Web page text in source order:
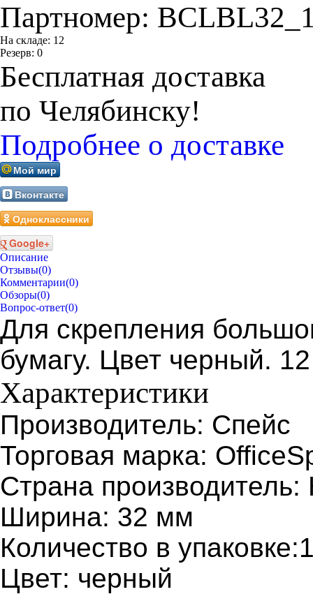
Партномер:
На складе: 12
Резерв: 0
Бесплатная доставка
по Челябинску!
Подробнее о доставке
Мой мир
Вконтакте
Одноклассники
Google+
Описание
Отзывы(0)
Комментарии(0)
Обзоры(0)
Вопрос-ответ(0)
Для скрепления
бумагу. Цвет черный.
Характеристики
Производитель: Спейс
Торговая марка:
Страна производитель:
Ширина: 32 мм
Количество в
Цвет: черный